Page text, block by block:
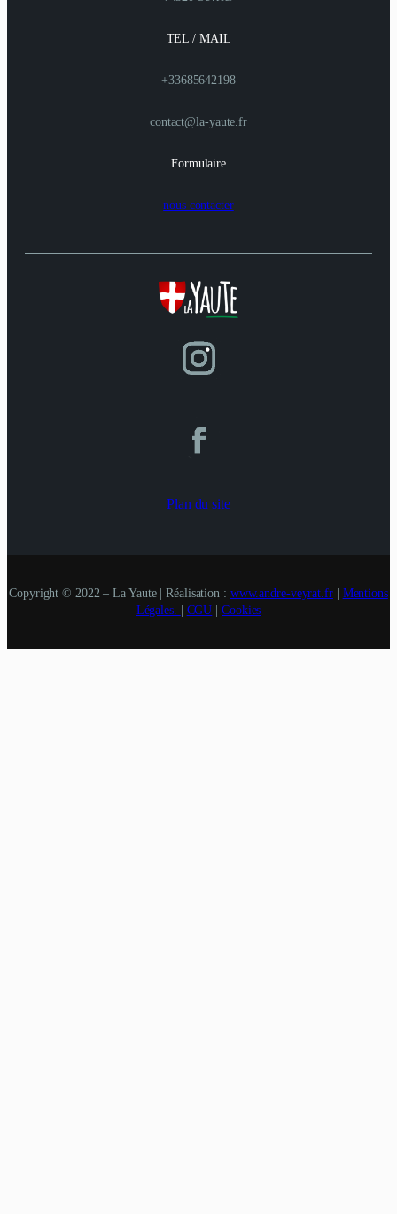
TEL / MAIL
+33685642198
contact@la-yaute.fr
Formulaire
nous contacter
Plan du site
Copyright © 2022 – La Yaute | Réalisation : www.andre-veyrat.fr| Mentions
Légales.
CGU Cookies